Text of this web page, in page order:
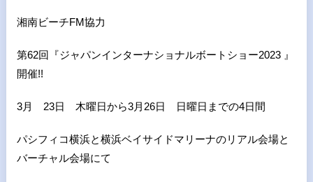
湘南ビーチFM協力
第62回『ジャパンインターナショナルボートショー2023 』
開催!!
3月 23日 木曜日から3月 26日 日曜日までの4日間
パシフィコ横浜と横浜ベイサイドマリーナのリアル会場と
バーチャル会場にて